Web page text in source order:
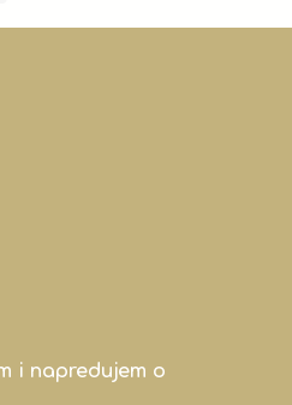
i napredujem o